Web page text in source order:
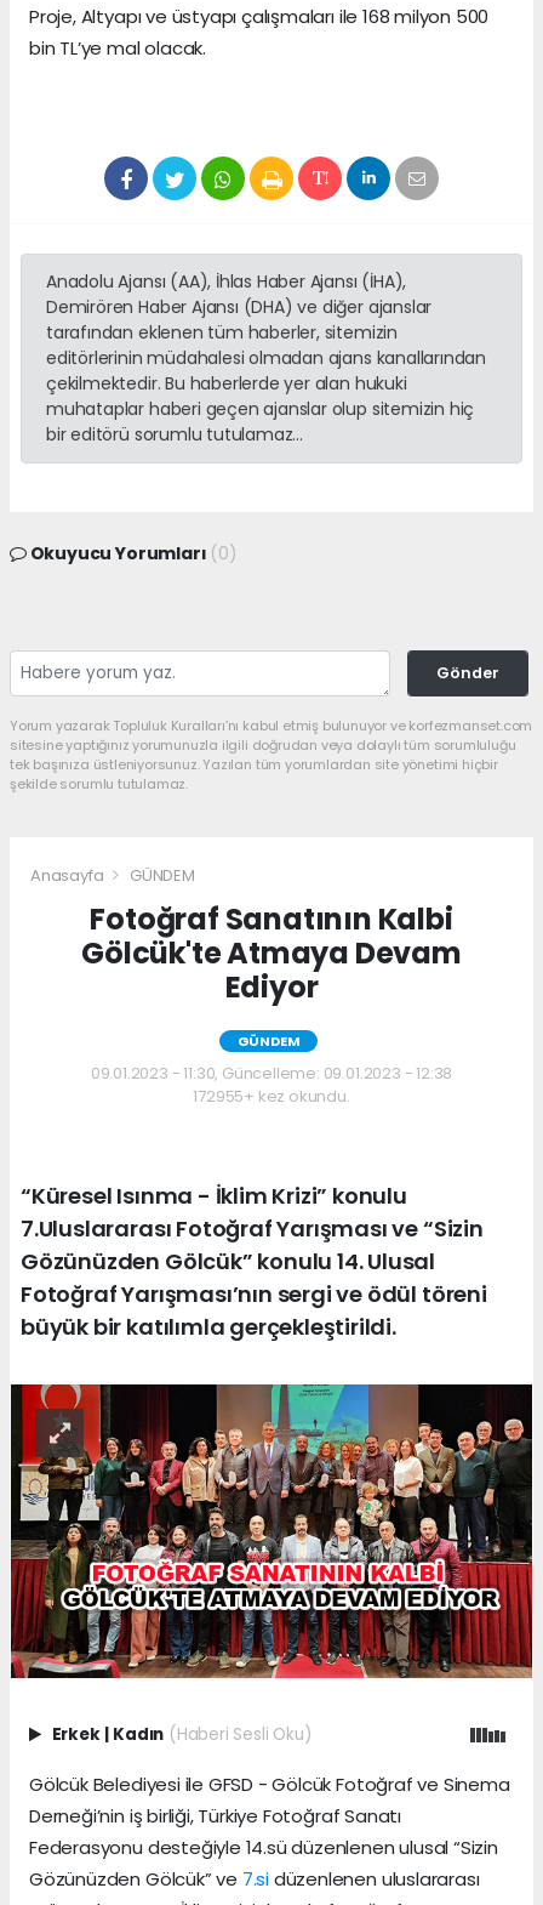
Proje, Altyapı ve üstyapı çalışmaları ile 168 milyon 500
bin TL’ye mal olacak.
Anadolu Ajansı (AA), İhlas Haber Ajansı (İHA),
Demirören Haber Ajansı (DHA) ve diğer ajanslar
tarafından eklenen tüm haberler, sitemizin
editörlerinin müdahalesi olmadan ajans kanallarından
çekilmektedir. Bu haberlerde yer alan hukuki
muhataplar haberi geçen ajanslar olup sitemizin hiç
bir editörü sorumlu tutulamaz...
Okuyucu Yorumları (0)
Gönder
Yorum yazarak Topluluk Kuralları’nı kabul etmiş bulunuyor ve korfezmanset.com
sitesine yaptığınız yorumunuzla ilgili doğrudan veya dolaylı tüm sorumluluğu
tek başınıza üstleniyorsunuz. Yazılan tüm yorumlardan site yönetimi hiçbir
şekilde sorumlu tutulamaz.
Anasayfa GÜNDEM
Fotoğraf Sanatının Kalbi
Gölcük'te Atmaya Devam
Ediyor
GÜNDEM
09.01.2023 - 11:30, Güncelleme: 09.01.2023 - 12:38
172955+ kez okundu.
“Küresel Isınma - İklim Krizi” konulu
7.Uluslararası Fotoğraf Yarışması ve “Sizin
Gözünüzden Gölcük” konulu 14. Ulusal
Fotoğraf Yarışması’nın sergi ve ödül töreni
büyük bir katılımla gerçekleştirildi.
Erkek | Kadın (Haberi Sesli Oku)
Gölcük Belediyesi ile GFSD - Gölcük Fotoğraf ve Sinema
Derneği’nin iş birliği, Türkiye Fotoğraf Sanatı
Federasyonu desteğiyle 14.sü düzenlenen ulusal “Sizin
Gözünüzden Gölcük” ve 7.sidüzenlenen uluslararası